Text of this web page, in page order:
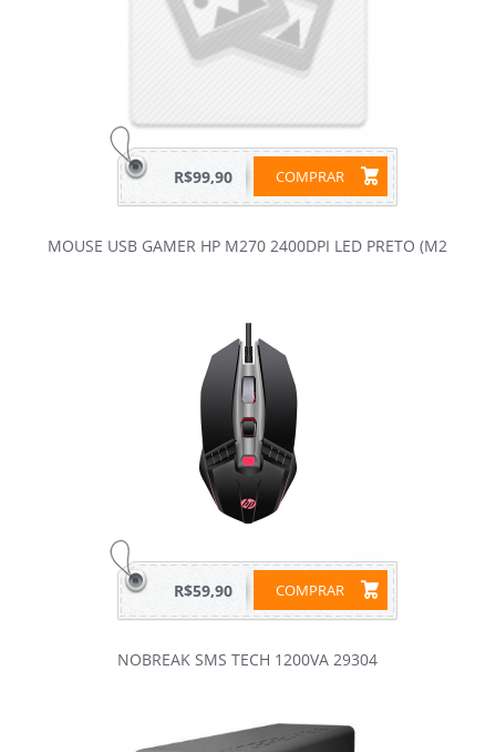
COMPRAR
R$99,90
MOUSE USB GAMER HP M270 2400DPI LED PRETO (M2
COMPRAR
R$59,90
NOBREAK SMS TECH 1200VA 29304